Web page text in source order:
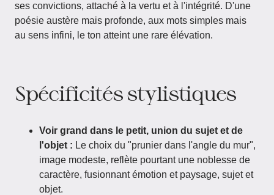
ses convictions, attaché à la vertu et à l'intégrité. D'une
poésie austère mais profonde, aux mots simples mais
au sens infini, le ton atteint une rare élévation.
Spécificités stylistiques
Voir grand dans le petit, union du sujet et de
l'objet : Le choix du "prunier dans l'angle du mur",
image modeste, reflète pourtant une noblesse de
caractère, fusionnant émotion et paysage, sujet et
objet.